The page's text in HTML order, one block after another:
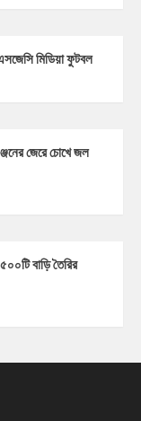
মিডিয়া ফুটবল
জেরে চোখে জল
বাড়ি তৈরির